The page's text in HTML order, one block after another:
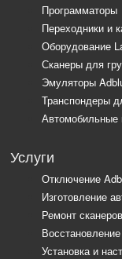
Программаторы
Переходники и
Оборудование
Сканеры для
Эмуляторы
Транспондеры
Автомобильные
Услуги
Отключение
Изготовление
Ремонт
Установка и